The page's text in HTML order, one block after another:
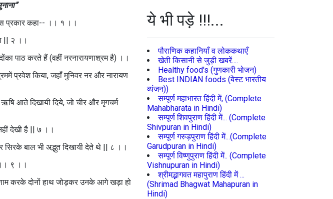
प्रकार कहा-- ।। १ ।।
|| २ ।।
पाठ करते हैं (वहीं नरनारायणाश्रम है) ।।
प्रवेश किया, जहाँ मुनिवर नर और नारायण
आते दिखायी दिये, जो चीर और मृगचर्म
देखी है || ७ ।।
सिरके बाल भी अद्भुत दिखायी देते थे || ८ ।।
९ ।।
करके दोनों हाथ जोड़कर उनके आगे खड़ा हो
ये भी पड़े !!!...
पौराणिक कहानियाँ व लोककथाएँ
खेती किसानी से जुड़ी खबरें....
Healthy food's (गुणकारी भोजन)
Best INDIAN foods (बेस्ट भारतीय
व्यंजन))
सम्पूर्ण महाभारत हिंदी में, (Complete
Mahabharata in Hindi)
सम्पूर्ण शिवपुराण हिंदी में... (Complete
Shivpuran in Hindi)
सम्पूर्ण गरुड़पुराण हिंदी में...(Complete
Garudpuran in Hindi)
सम्पूर्ण विष्णुपुराण हिंदी में.. (Complete
Vishnupuran in Hindi)
श्रीमद्भागवत महापुराण हिंदी में ...
(Shrimad Bhagwat Mahapuran in
Hindi)